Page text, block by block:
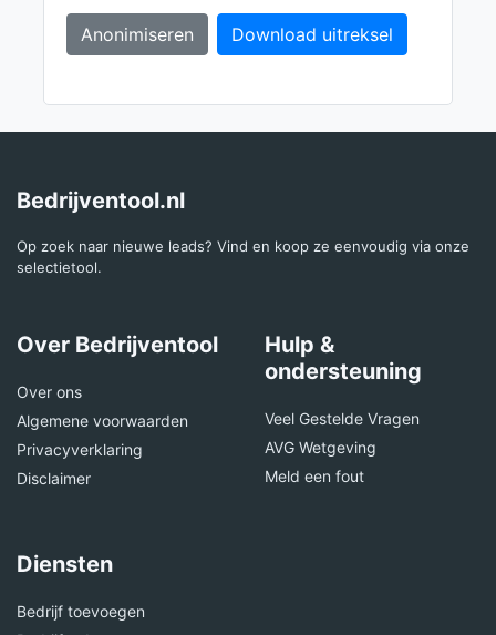
Anonimiseren Download uitreksel
Bedrijventool.nl
Op zoek naar nieuwe leads? Vind en koop ze eenvoudig via onze
selectietool.
Over Bedrijventool
Over ons
Algemene voorwaarden
Privacyverklaring
Disclaimer
Hulp &
ondersteuning
Veel Gestelde Vragen
AVG Wetgeving
Meld een fout
Diensten
Bedrijf toevoegen